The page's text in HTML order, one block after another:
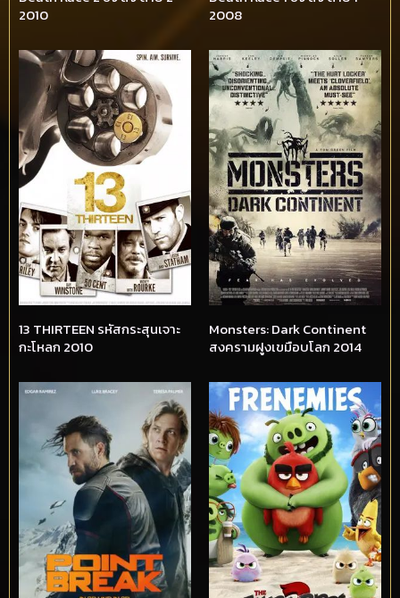
2010
2008
13 THIRTEEN รหัสกระสุนเจาะ
กะโหลก 2010
Monsters: Dark Continent
สงครามฝูงเขมือบโลก 2014